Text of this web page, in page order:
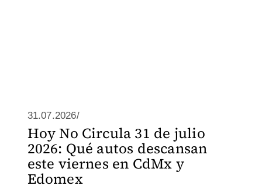
31.07.2026/
Hoy No Circula 31 de julio
2026: Qué autos descansan
este viernes en CdMx y
Edomex